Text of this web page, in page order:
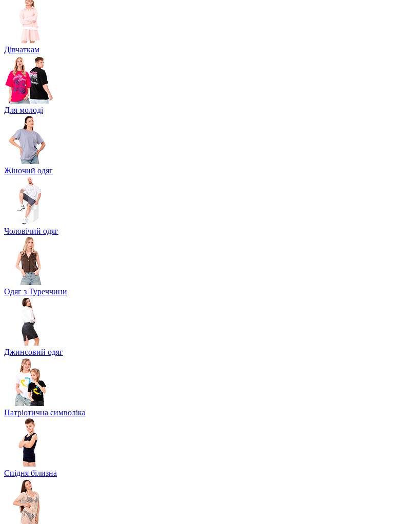
Дівчаткам
Для молоді
Жіночий одяг
Чоловічий одяг
Одяг з Туреччини
Джинсовий одяг
Патріотична символіка
Спідня білизна